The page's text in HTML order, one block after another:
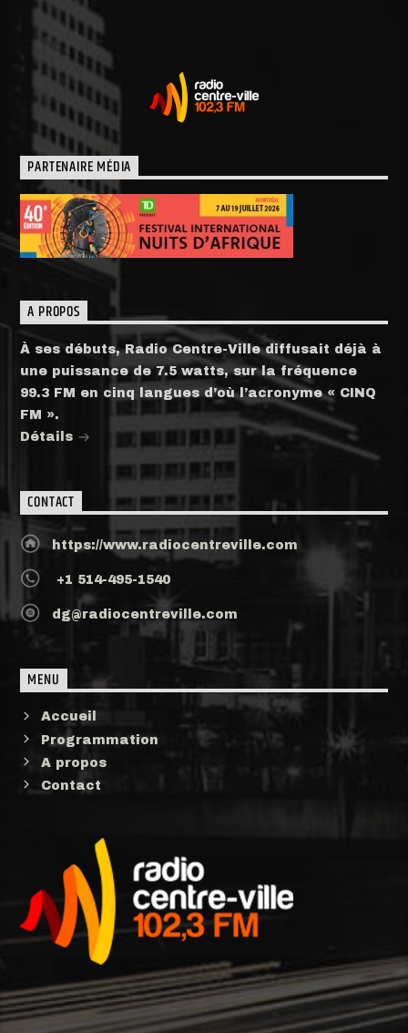
PARTENAIRE MÉDIA
A PROPOS
À ses débuts, Radio Centre-Ville diffusait déjà à
une puissance de 7.5 watts, sur la fréquence
99.3 FM en cinq langues d’où l’acronyme « CINQ
FM ».
Détails
CONTACT
https://www.radiocentreville.com
+1 514-495-1540
dg@radiocentreville.com
MENU
Accueil
Programmation
A propos
Contact